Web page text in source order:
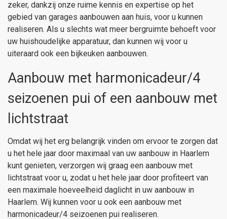
zeker, dankzij onze ruime kennis en expertise op het
gebied van garages aanbouwen aan huis, voor u kunnen
realiseren. Als u slechts wat meer bergruimte behoeft voor
uw huishoudelijke apparatuur, dan kunnen wij voor u
uiteraard ook een bijkeuken aanbouwen.
Aanbouw met harmonicadeur/4
seizoenen pui of een aanbouw met
lichtstraat
Omdat wij het erg belangrijk vinden om ervoor te zorgen dat
u het hele jaar door maximaal van uw aanbouw in Haarlem
kunt genieten, verzorgen wij graag een aanbouw met
lichtstraat voor u, zodat u het hele jaar door profiteert van
een maximale hoeveelheid daglicht in uw aanbouw in
Haarlem. Wij kunnen voor u ook een aanbouw met
harmonicadeur/4 seizoenen pui realiseren.